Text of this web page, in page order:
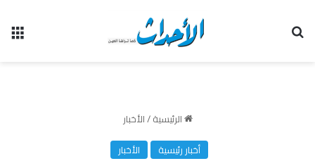
الرئيسية/الأخبار
أخبار رئيسية
الأخبار